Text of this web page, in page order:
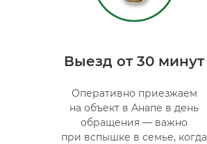
Выезд от 30 минут
Оперативно приезжаем
на объект в Анапе в день
обращения — важно
при вспышке в семье, когда